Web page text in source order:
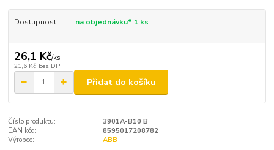
Dostupnost na objednávku* 1 ks
26,1 Kč/ks
21,6 Kč bez DPH
Přidat do košíku
Číslo produktu:
3901A-B10 B
EAN kód:
8595017208782
Výrobce:
ABB